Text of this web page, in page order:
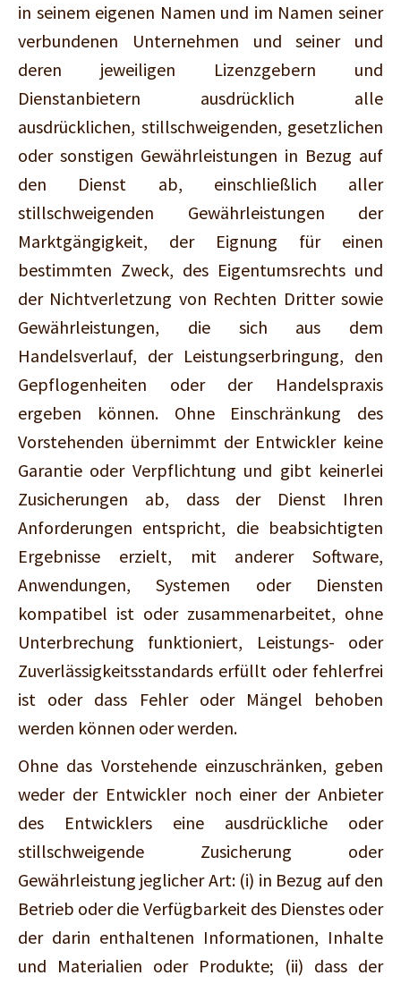
in seinem eigenen Namen und im Namen seiner
verbundenen Unternehmen und seiner und
deren jeweiligen Lizenzgebern und
Dienstanbietern ausdrücklich alle
ausdrücklichen, stillschweigenden, gesetzlichen
oder sonstigen Gewährleistungen in Bezug auf
den Dienst ab, einschließlich aller
stillschweigenden Gewährleistungen der
Marktgängigkeit, der Eignung für einen
bestimmten Zweck, des Eigentumsrechts und
der Nichtverletzung von Rechten Dritter sowie
Gewährleistungen, die sich aus dem
Handelsverlauf, der Leistungserbringung, den
Gepflogenheiten oder der Handelspraxis
ergeben können. Ohne Einschränkung des
Vorstehenden übernimmt der Entwickler keine
Garantie oder Verpflichtung und gibt keinerlei
Zusicherungen ab, dass der Dienst Ihren
Anforderungen entspricht, die beabsichtigten
Ergebnisse erzielt, mit anderer Software,
Anwendungen, Systemen oder Diensten
kompatibel ist oder zusammenarbeitet, ohne
Unterbrechung funktioniert, Leistungs- oder
Zuverlässigkeitsstandards erfüllt oder fehlerfrei
ist oder dass Fehler oder Mängel behoben
werden können oder werden.
Ohne das Vorstehende einzuschränken, geben
weder der Entwickler noch einer der Anbieter
des Entwicklers eine ausdrückliche oder
stillschweigende Zusicherung oder
Gewährleistung jeglicher Art: (i) in Bezug auf den
Betrieb oder die Verfügbarkeit des Dienstes oder
der darin enthaltenen Informationen, Inhalte
und Materialien oder Produkte; (ii) dass der